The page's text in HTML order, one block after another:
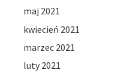
maj 2021
kwiecień 2021
marzec 2021
luty 2021